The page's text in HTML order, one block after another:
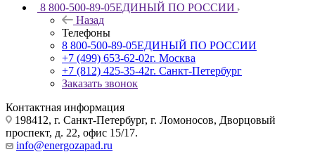
8 800-500-89-05ЕДИНЫЙ ПО РОССИИ
Назад
Телефоны
8 800-500-89-05ЕДИНЫЙ ПО РОССИИ
+7 (499) 653-62-02г. Москва
+7 (812) 425-35-42г. Санкт-Петербург
Заказать звонок
Контактная информация
198412, г. Санкт-Петербург, г. Ломоносов, Дворцовый
проспект, д. 22, офис 15/17.
info@energozapad.ru